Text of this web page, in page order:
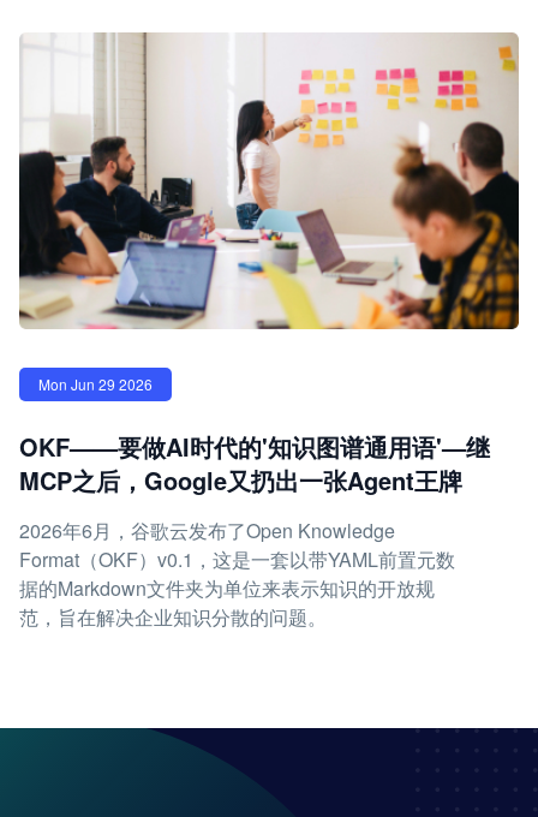
Mon Jun 29 2026
OKF——要做AI时代的'知识图谱通用语'—继
MCP之后，Google又扔出一张Agent王牌
2026年6月，谷歌云发布了Open Knowledge
Format（OKF）v0.1，这是一套以带YAML前置元数
据的Markdown文件夹为单位来表示知识的开放规
范，旨在解决企业知识分散的问题。